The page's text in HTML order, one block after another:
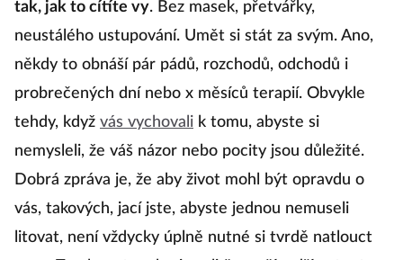
tak, jak to cítíte vy. Bez masek, přetvářky,
neustálého ustupování. Umět si stát za svým. Ano,
někdy to obnáší pár pádů, rozchodů, odchodů i
probrečených dní nebo x měsíců terapií. Obvykle
tehdy, když vás vychovali k tomu, abyste si
nemysleli, že váš názor nebo pocity jsou důležité.
Dobrá zpráva je, že aby život mohl být opravdu o
vás, takových, jací jste, abyste jednou nemuseli
litovat, není vždycky úplně nutné si tvrdě natlouct